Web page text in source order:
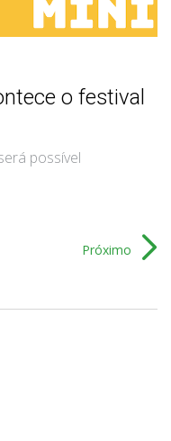
o festival
possível
Próximo